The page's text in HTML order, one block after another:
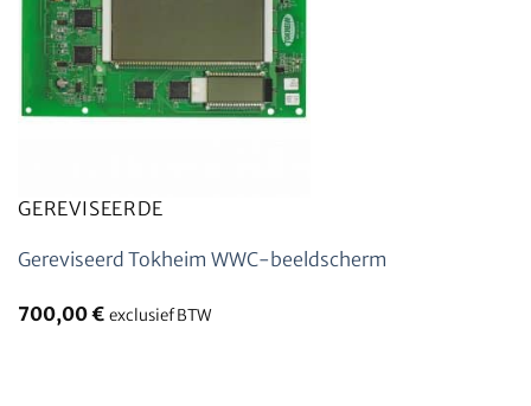
GEREVISEERDE
Gereviseerd Tokheim WWC-beeldscherm
700,00€ exclusief BTW